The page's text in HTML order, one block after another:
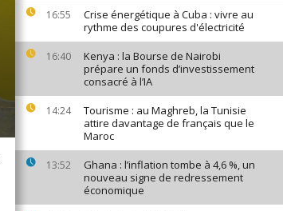
16:55
Crise énergétique à Cuba : vivre au
rythme des coupures d'électricité
16:40
Kenya : la Bourse de Nairobi
prépare un fonds d’investissement
consacré à l’IA
14:24
Tourisme : au Maghreb, la Tunisie
attire davantage de français que le
Maroc
13:52
Ghana : l’inflation tombe à 4,6 %, un
nouveau signe de redressement
économique